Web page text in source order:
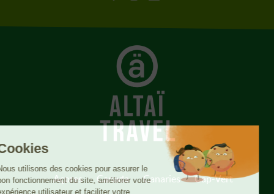
Açores Canada Canaries
Cap-Vert